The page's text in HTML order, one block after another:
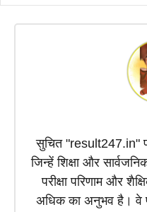
k
p
सुचित "result247.in"
जिन्हें शिक्षा और
परीक्षा परिणाम और
अधिक का अनुभव है। वे